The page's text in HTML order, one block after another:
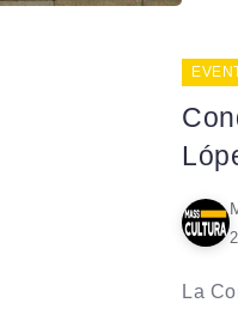
La